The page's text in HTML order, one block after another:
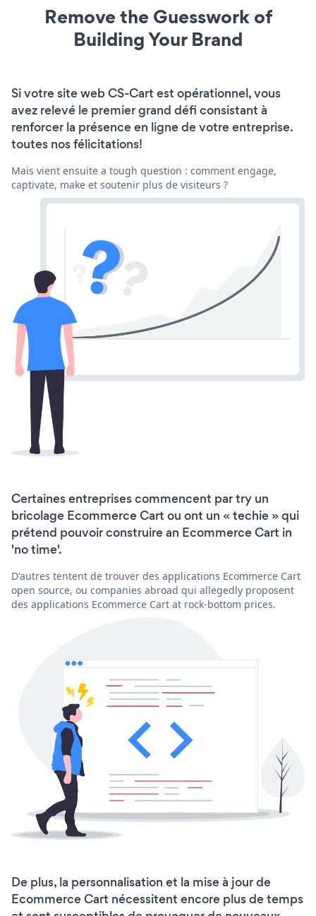
Remove the Guesswork of
Building Your Brand
Si votre site web CS-Cart est opérationnel, vous
avez relevé le premier grand défi consistant à
renforcer la présence en ligne de votre entreprise.
toutes nos félicitations!
Mais vient ensuite a tough question : comment engage,
captivate, make et soutenir plus de visiteurs ?
Certaines entreprises commencent par try un
bricolage Ecommerce Cart ou ont un « techie » qui
prétend pouvoir construire an Ecommerce Cart in
'no time'.
D'autres tentent de trouver des applications Ecommerce Cart
open source, ou companies abroad qui allegedly proposent
des applications Ecommerce Cart at rock-bottom prices.
De plus, la personnalisation et la mise à jour de
Ecommerce Cart nécessitent encore plus de temps